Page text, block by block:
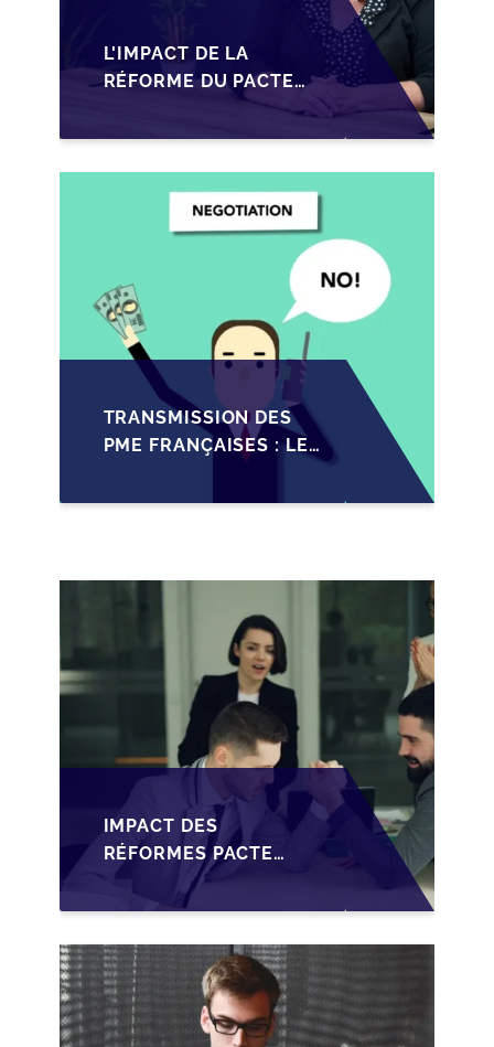
L'IMPACT DE LA
RÉFORME DU PACTE
DUTREIL SUR LA
TRANSMISSION DES
TRANSMISSION DES
PME FRANÇAISES : LES
PACTE DUTREIL
IMPACT DES
RÉFORMES PACTE
DUTREIL SUR LA
TRANSMISSION DES